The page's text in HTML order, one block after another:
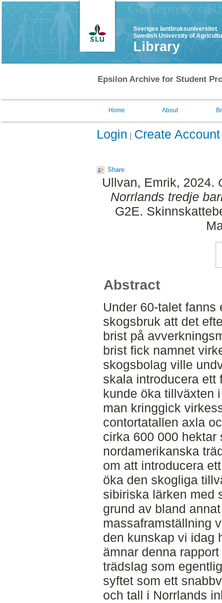
Sveriges lantbruksuniversitet
Swedish University of
Library
Epsilon Archive for Student
Home About
Login Create Account
Share
Ullvan, Emrik, 2024.
Norrlands tredje
G2E.
Abstract
Under 60-talet
skogsbruk att det
brist på
brist fick namnet
skogsbolag ville
skala introducera ett
kunde öka tillväxten
man kringgick
contortatallen axla
cirka 600 000
nordamerikanska
om att introducera
öka den skogliga
sibiriska lärken med
grund av bland
massaframställning
den kunskap vi idag
ämnar denna
trädslag som
syftet som ett
och tall i Norrlands